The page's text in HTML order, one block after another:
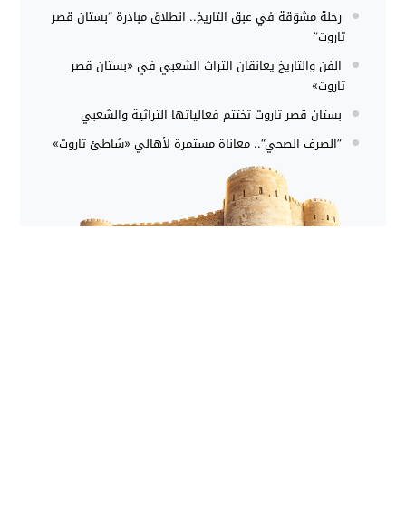
رحلة مشوّقة في عبق التاريخ.. انطلاق مبادرة “بستان قصر
تاروت”
الفن والتاريخ يعانقان التراث الشعبي في «بستان قصر
تاروت»
بستان قصر تاروت تختتم فعالياتها التراثية والشعبي
”الصرف الصحي“.. معاناة مستمرة لأهالي «شاطئ تاروت»